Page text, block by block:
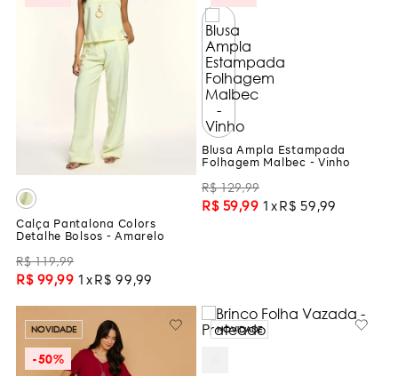
Calça Pantalona Colors
Detalhe Bolsos - Amarelo
R$ 119,99
R$ 99,99 1 R$ 99 ,99
Blusa Ampla Estampada
Folhagem Malbec - Vinho
R$ 129,99
R$ 59,99 1 R$ 59 ,99
NOVIDADE
-50%
NOVIDADE